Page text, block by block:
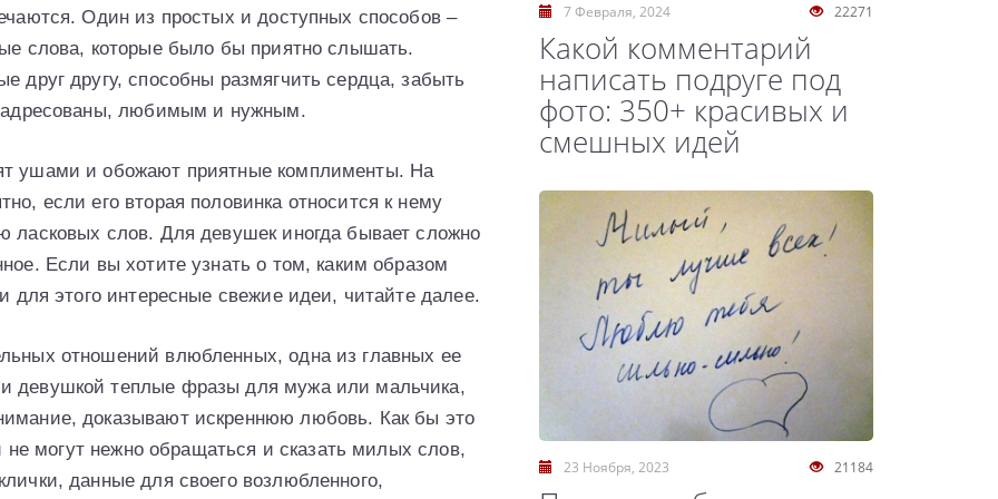
Один из простых и доступных способов –
слова, которые было бы приятно слышать.
друг другу, способны размягчить сердца, забыть
адресованы, любимым и нужным.
ушами и обожают приятные комплименты. На
если его вторая половинка относится к нему
слов. Для девушек иногда бывает сложно
Если вы хотите узнать о том, каким образом
для этого интересные свежие идеи, читайте далее.
отношений влюбленных, одна из главных ее
девушкой теплые фразы для мужа или мальчика,
доказывают искреннюю любовь. Как бы это
не могут нежно обращаться и сказать милых слов,
данные для своего возлюбленного,
22271
7 Февраля, 2024
Какой комментарий
написать подруге под
фото: 350+ красивых и
смешных идей
21184
23 Ноября, 2023